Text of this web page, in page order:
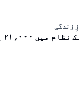
زندگی
پارکنگ شامل